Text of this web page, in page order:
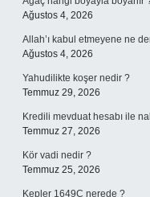
Ağustos 4, 2026
Allah’ı kabul etmeyene ne
Ağustos 4, 2026
Yahudilikte koşer nedir ?
Temmuz 29, 2026
Kredili mevduat hesabı ile
Temmuz 27, 2026
Kör vadi nedir ?
Temmuz 25, 2026
Kepler 1649C nerede ?